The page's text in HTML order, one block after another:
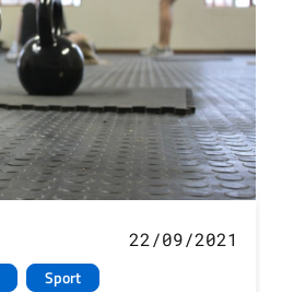
Sport
22/09/2021